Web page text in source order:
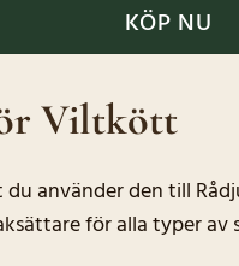
KÖP NU
Viltkött
använder den till
för alla typer